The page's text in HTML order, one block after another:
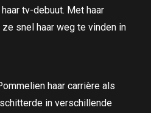
tv-debuut. Met haar
snel haar weg te vinden in
haar carrière als
in verschillende